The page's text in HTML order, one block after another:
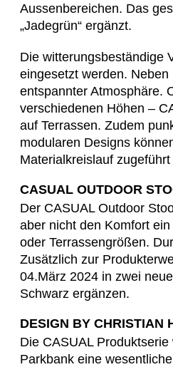
Armenien(AM)
Australien(AU)
Belgien(BE)
Bulgarien(BG)
China(CN)
Deutschland (DE)
Dänemark(DK)
Elfenbeinküste(CI)
Frankreich
Ghana(GH)
Aussenbereichen. Das
„Jadegrün“ ergänzt.
Die witterungsbeständige
eingesetzt werden.
entspannter Atmosphäre.
verschiedenen Höhen –
auf Terrassen. Zudem
modularen Designs
Materialkreislauf
CASUAL OUTDOOR
Der CASUAL Outdoor
aber nicht den Komfort
oder Terrassengrößen.
Zusätzlich zur
04.März 2024 in zwei
Schwarz ergänzen.
DESIGN BY CHRISTIAN
Die CASUAL
Parkbank eine